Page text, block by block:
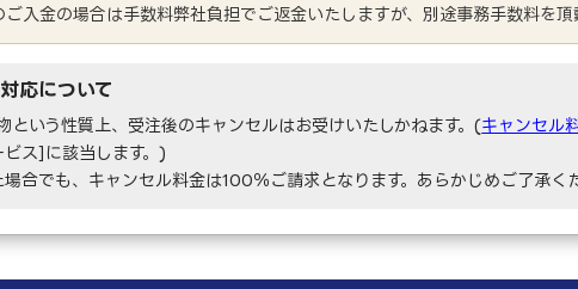
ご入金の場合は手数料弊社負担でご返金いたしますが、別途事務手数料を頂
応について
という性質上、受注後のキャンセルはお受けいたしかねます。(キャンセル
ス]に該当します。)
合でも、キャンセル料金は100％ご請求となります。あらかじめご了承く